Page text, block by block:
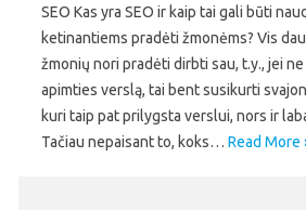
SEO Kas yra SEO ir kaip tai gali būti
ketinantiems pradėti žmonėms? Vis
žmonių nori pradėti dirbti sau, t.y., jei
apimties verslą, tai bent susikurti
kuri taip pat prilygsta verslui, nors ir
Tačiau nepaisant to, koks… Read More